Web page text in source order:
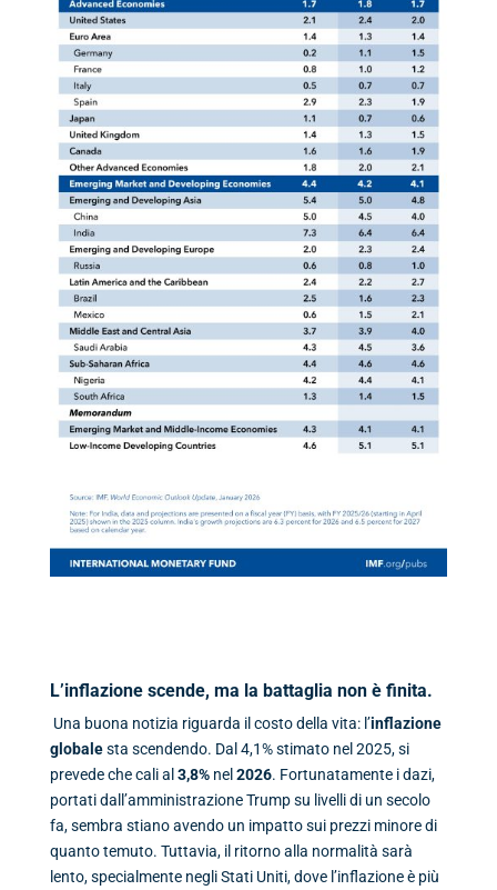
L’inflazione scende, ma la battaglia non è finita.
Una buona notizia riguarda il costo della vita: l’inflazione
globalesta scendendo. Dal 4,1% stimato nel 2025, si
prevede che cali al3,8%nel2026. Fortunatamente i dazi,
portati dall’amministrazione Trump su livelli di un secolo
fa, sembra stiano avendo un impatto sui prezzi minore di
quanto temuto. Tuttavia, il ritorno alla normalità sarà
lento, specialmente negli Stati Uniti, dove l’inflazione è più